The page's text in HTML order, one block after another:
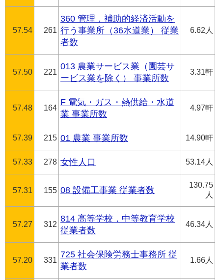
57.54 261
360 管理，補助的経済活動を
行う事業所（36水道業） 従業
者数
6.62人
57.50 221
013 農業サービス業（園芸サ
ービス業を除く） 事業所数
3.31軒
57.48 164
F 電気・ガス・熱供給・水道
業 事業所数
4.97軒
57.39 215 01 農業 事業所数 14.90軒
57.33 278 女性人口 53.14人
57.31 155 08 設備工事業 従業者数
130.75
人
57.27 312
814 高等学校，中等教育学校
従業者数
46.34人
57.20 331
725 社会保険労務士事務所 従
業者数
1.66人